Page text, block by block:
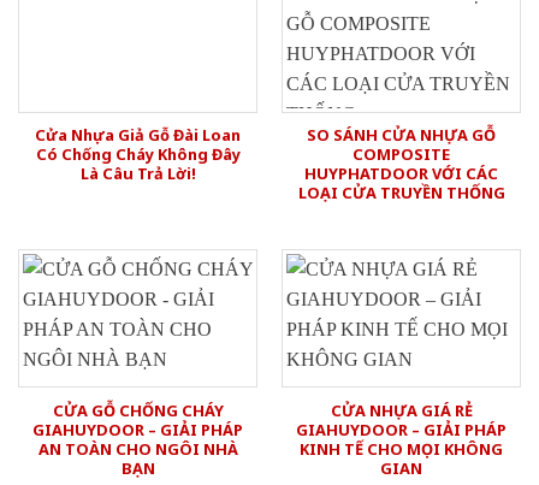
Cửa Nhựa Giả Gỗ Đài Loan
Có Chống Cháy Không Đây
Là Câu Trả Lời!
SO SÁNH CỬA NHỰA GỖ
COMPOSITE
HUYPHATDOOR VỚI CÁC
LOẠI CỬA TRUYỀN THỐNG
CỬA GỖ CHỐNG CHÁY
GIAHUYDOOR – GIẢI PHÁP
AN TOÀN CHO NGÔI NHÀ
BẠN
CỬA NHỰA GIÁ RẺ
GIAHUYDOOR – GIẢI PHÁP
KINH TẾ CHO MỌI KHÔNG
GIAN